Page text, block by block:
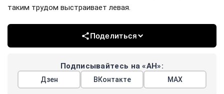
таким трудом выстраивает левая.
Поделиться
Подписывайтесь на «АН»:
Дзен ВКонтакте МАХ